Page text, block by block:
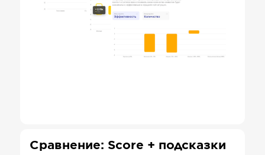
Сравнение: Score + подсказки